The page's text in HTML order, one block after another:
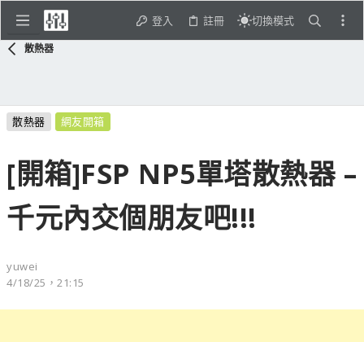
登入 註冊 切換模式
散熱器
散熱器 網友開箱
[開箱]FSP NP5單塔散熱器 –
千元內交個朋友吧!!!
yuwei
4/18/25，21:15